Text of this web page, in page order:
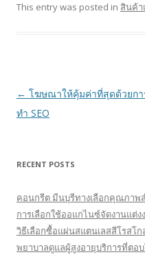
This entry was posted in สินค้า
Post navigation
← โฆษณาให้คุ้มค่าที่สุดด้วยกา
ทำ SEO
RECENT POSTS
คอนกรีต มีนบุรีทางเลือกคุณภาพ
การเลือกใช้ออแกไนซ์จัดงานแต่ง
วิธีเลือกซื้อแผ่นสแตนเลสสีโรส
พยาบาลดูแลผู้สูงอายุบริการที่ตอ